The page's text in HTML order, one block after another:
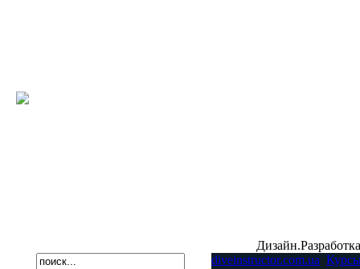
diveinstructor.com.ua